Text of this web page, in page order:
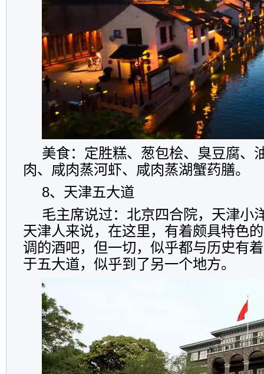
美食：定胜糕、葱包桧、臭豆腐、
肉、咸肉蒸河虾、咸肉蒸湖蟹药膳。
8、天津五大道
毛主席说过：北京四合院，天津小
天津人来说，在这里，有着颇具特色
调的酒吧，但一切，似乎都与历史有
于五大道，似乎到了另一个地方。